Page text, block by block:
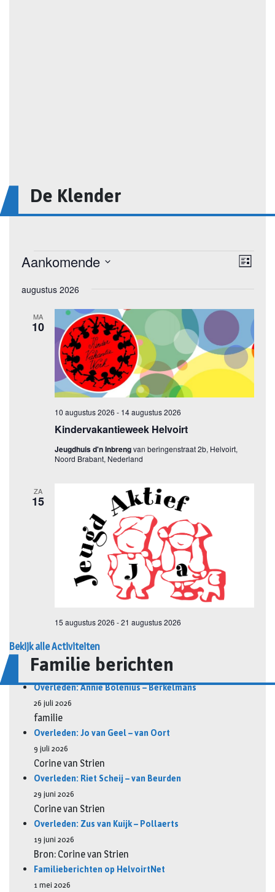
De Klender
Bekijk alle Activiteiten
Familie berichten
Overleden: Annie Bolenius – Berkelmans
26 juli 2026
familie
Overleden: Jo van Geel – van Oort
9 juli 2026
Corine van Strien
Overleden: Riet Scheij – van Beurden
29 juni 2026
Corine van Strien
Overleden: Zus van Kuijk – Pollaerts
19 juni 2026
Bron: Corine van Strien
Familieberichten op HelvoirtNet
1 mei 2026